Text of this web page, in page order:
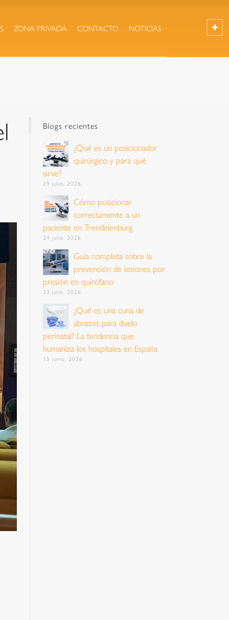
ZONA PRIVADA CONTACTO NOTICIAS
Blogs recientes
¿Qué es un posicionador
quirúrgico y para qué
sirve?
29 julio, 2026
Cómo posicionar
correctamente a un
paciente en Trendelenburg
24 julio, 2026
Guía completa sobre la
prevención de lesiones por
presión en quirófano
23 julio, 2026
¿Qué es una cuna de
abrazos para duelo
perinatal? La tendencia que
humaniza los hospitales en España
15 junio, 2026